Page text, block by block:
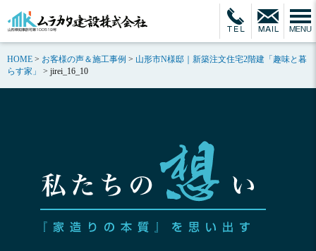
HOME > お客様の声＆施工事例 > 山形市N様邸｜新築注文住宅2階建「趣味と暮
らす家」
> jirei_16_10